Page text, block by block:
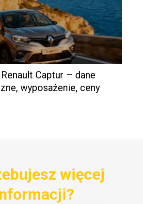
Captur – dane
wyposażenie, ceny
więcej